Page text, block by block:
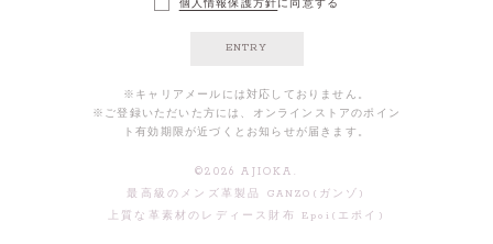
個人情報保護方針に同意する
ENTRY
※キャリアメールには対応しておりません。
※ご登録いただいた方には、オンラインストアのポイン
ト有効期限が近づくとお知らせが届きます。
©2026 AJIOKA.
最高級のメンズ革製品 GANZO(ガンゾ)
上質な革素材のレディース財布 Epoi(エポイ)